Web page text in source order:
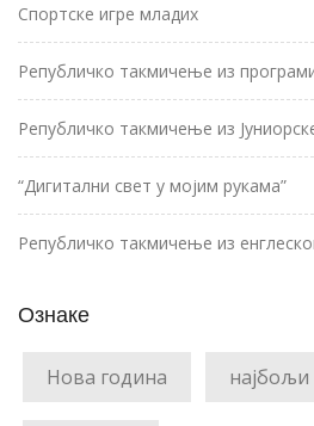
Спортске игре младих
Републичко такмичење из
Републичко такмичење из
“Дигитални свет у мојим рукама”
Републичко такмичење из
Ознаке
Нова година